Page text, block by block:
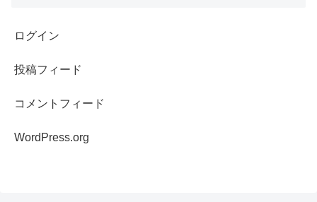
ログイン
投稿フィード
コメントフィード
WordPress.org